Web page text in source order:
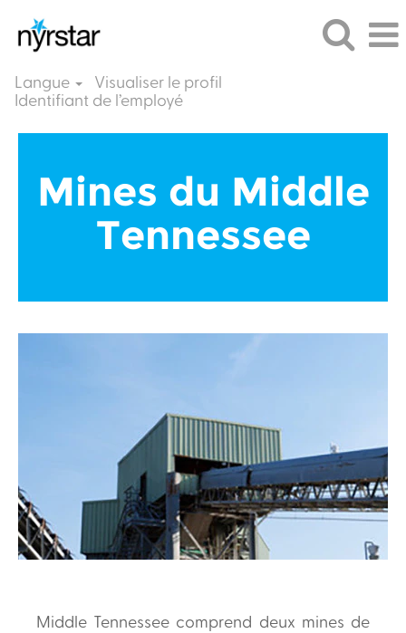
Langue
Visualiser le profil
Identifiant de l’employé
Tennessee
Mines
Mines du Middle
Tennessee
Middle Tennessee comprend deux mines de